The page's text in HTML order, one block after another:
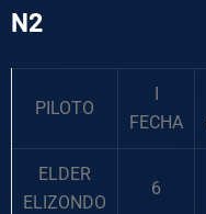
N2
PILOTO
I
FECHA
ELDER
ELIZONDO
6